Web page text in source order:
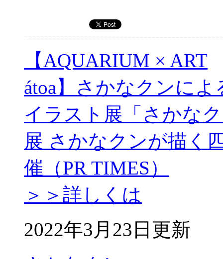
【AQUARIUM × ART
átoa】さかなクンによ
イラスト展「さかな
展 さかなクンが描く
催（PR TIMES）
＞＞詳しくは
2022年3月23日更新